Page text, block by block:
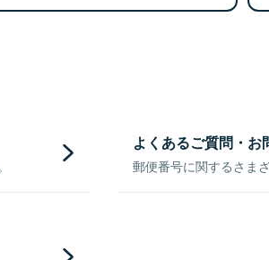
よくあるご質問・お
郵便番号に関するさま